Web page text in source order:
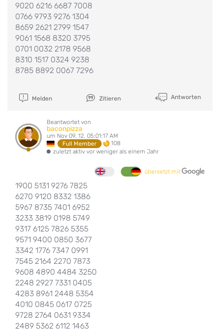
9020 6216 6687 7008
0766 9793 9276 1304
8659 2621 2799 1547
9061 1568 8320 3795
0701 0032 2178 9568
8310 1517 0324 9238
8785 8892 0067 7296
Melden Zitieren Antworten
Beantwortet von
baconpizza
um Nov 09, 12, 05:01:17 AM
Full Member
108
zuletzt aktiv vor weniger als einem Jahr
übersetzt mit
1900 5131 9276 7825
6270 9120 8332 1386
5967 8735 7401 6952
3233 3819 0198 5749
9317 6125 7826 5355
9571 9400 0850 3677
3342 1776 7347 0991
7545 2164 2270 7873
9608 4890 4484 3250
2248 2927 7331 0405
4283 8961 2448 5354
4010 0845 0617 0725
9728 2764 0631 9334
2489 5362 6112 1463